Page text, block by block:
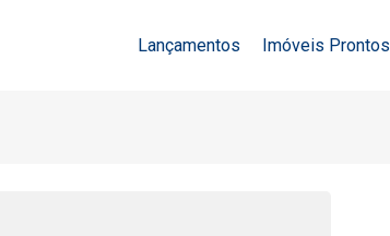
Lançamentos Imóveis Prontos